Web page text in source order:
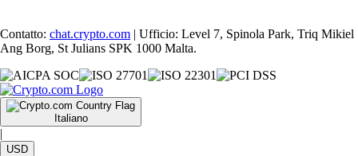
Contatto: chat.crypto.com | Ufficio: Level 7, Spinola Park, Triq Mikiel
Ang Borg, St Julians SPK 1000 Malta.
Italiano
|
USD